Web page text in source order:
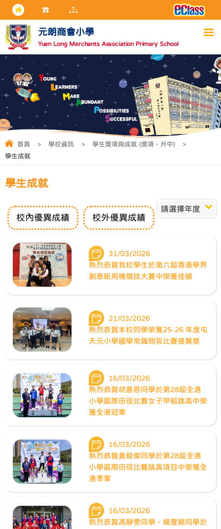
元朗商會小學
Yuen Long Merchants Association Primary School
首頁 > 學校資訊 > 學生獎項與成就 (獎項、升中)
>
學生成就
學生成就
請選擇年度
校內優異成績 校外優異成績
31/03/2026
熱烈恭賀我校學生於第六屆香港學界
創意紙飛機競技大賽中榮獲佳績
21/03/2026
熱烈恭賀本校同學榮獲25-26 年度屯
天元小學國學常識問答比賽優異獎
16/03/2026
熱烈恭賀胡善恩同學於第28屆全港
小學區際田徑比賽女子甲組跳高中榮
獲全港冠軍
16/03/2026
熱烈恭賀黃毅傑同學於第28屆全港
小學區際田徑比賽跳高項目中榮獲全
港季軍
16/03/2026
熱烈恭賀馮靜雯同學、楊萱穎同學於